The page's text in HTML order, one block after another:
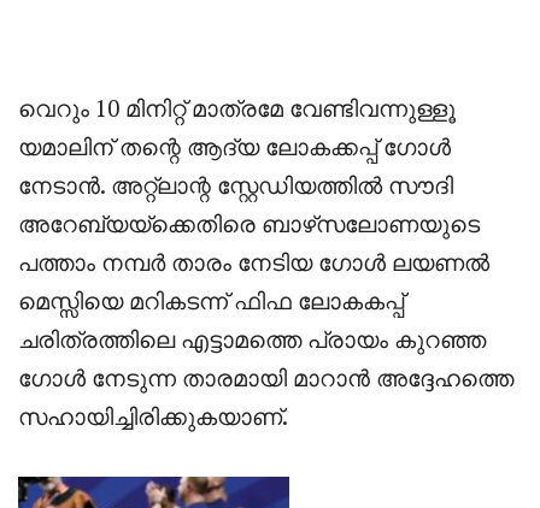
വെറും 10 മിനിറ്റ് മാത്രമേ വേണ്ടിവന്നുള്ളൂ
യമാലിന് തന്റെ ആദ്യ ലോകക്കപ്പ് ഗോൾ
നേടാൻ. അറ്റ്ലാന്റ സ്റ്റേഡിയത്തിൽ സൗദി
അറേബ്യയ്‌ക്കെതിരെ ബാഴ്‌സലോണയുടെ
പത്താം നമ്പർ താരം നേടിയ ഗോൾ ലയണൽ
മെസ്സിയെ മറികടന്ന് ഫിഫ ലോകകപ്പ്
ചരിത്രത്തിലെ എട്ടാമത്തെ പ്രായം കുറഞ്ഞ
ഗോൾ നേടുന്ന താരമായി മാറാൻ അദ്ദേഹത്തെ
സഹായിച്ചിരിക്കുകയാണ്.